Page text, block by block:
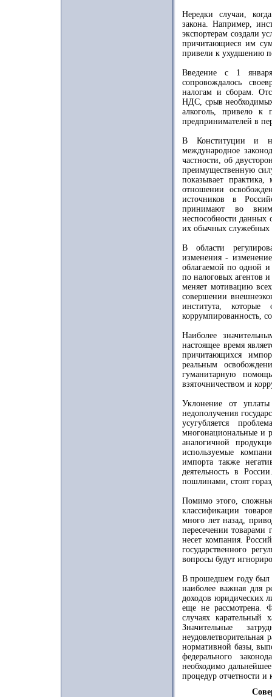
Нередки случаи,
закона. Например,
экспортерам создали
причитающиеся им
привели к ухудшению
Введение с 1
сопровождалось
налогам и сборам.
НДС, срыв
алкоголь, привело к
предпринимателей в
В Конституции и
международное
частности, об
преимущественную
показывает
отношении
источников в
принимают во
неспособности
их обычных служебных
В области
изменения -
облагаемой по одной
по налоговых агентов
меняет мотивацию
совершении
института, которые
коррумпированность,
Наиболее
настоящее время
причитающихся
реальным
гуманитарную
взяточничеством и
Уклонение от
недополучения
усугубляется
многонациональные и
аналогичной
используемые
импорта также
деятельность в
пошлинами, стоят
Помимо этого,
классификации
много лет назад,
пересечении
несет компания.
государственного
вопросы будут
В прошедшем году был
наиболее важная для
доходов юридических
еще не рассмотрена.
случаях карательный
Значительные
нормативной базы,
федерального
необходимо
процедур отчетности и